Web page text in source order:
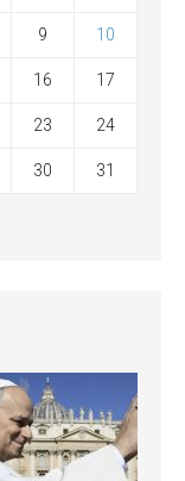
9 10
16 17
23 24
30 31